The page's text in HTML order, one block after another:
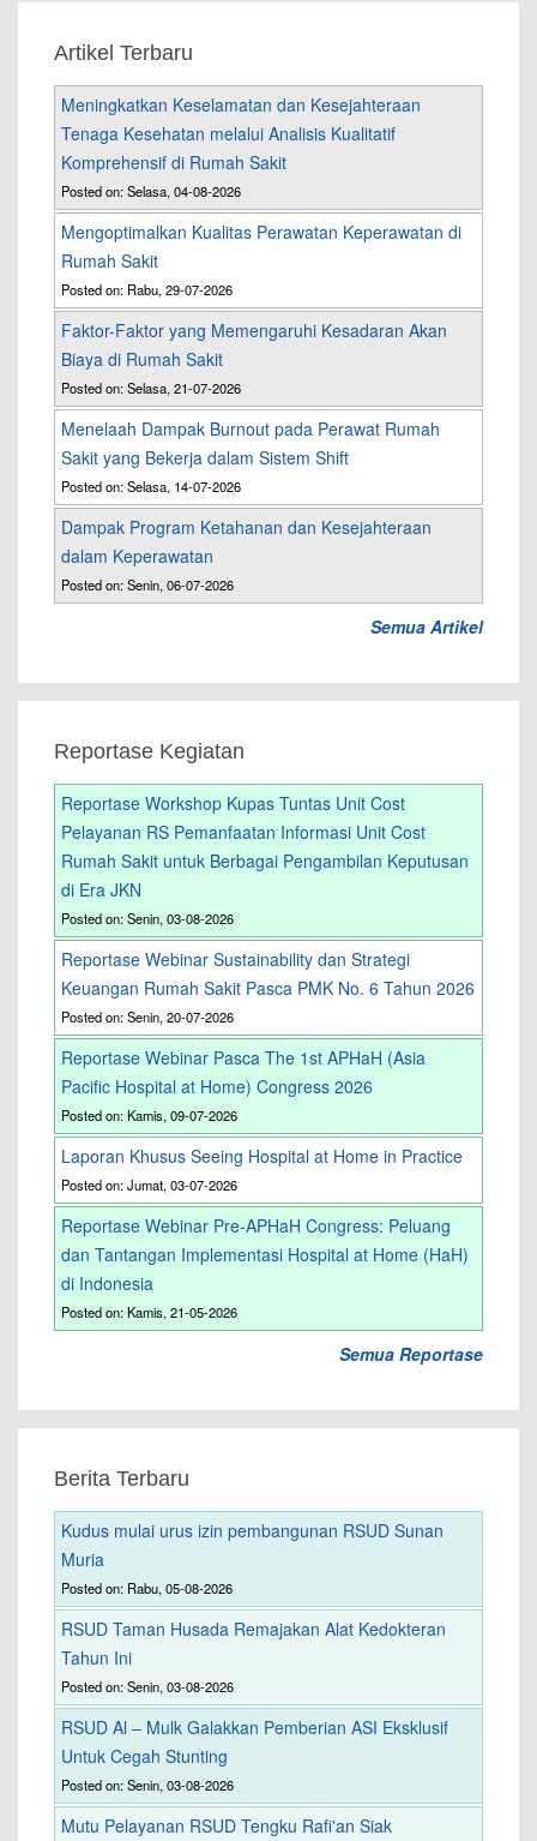
Artikel Terbaru
Meningkatkan Keselamatan dan Kesejahteraan
Tenaga Kesehatan melalui Analisis Kualitatif
Komprehensif di Rumah Sakit
Posted on: Selasa, 04-08-2026
Mengoptimalkan Kualitas Perawatan Keperawatan di
Rumah Sakit
Posted on: Rabu, 29-07-2026
Faktor-Faktor yang Memengaruhi Kesadaran Akan
Biaya di Rumah Sakit
Posted on: Selasa, 21-07-2026
Menelaah Dampak Burnout pada Perawat Rumah
Sakit yang Bekerja dalam Sistem Shift
Posted on: Selasa, 14-07-2026
Dampak Program Ketahanan dan Kesejahteraan
dalam Keperawatan
Posted on: Senin, 06-07-2026
Semua Artikel
Reportase Kegiatan
Reportase Workshop Kupas Tuntas Unit Cost
Pelayanan RS Pemanfaatan Informasi Unit Cost
Rumah Sakit untuk Berbagai Pengambilan Keputusan
di Era JKN
Posted on: Senin, 03-08-2026
Reportase Webinar Sustainability dan Strategi
Keuangan Rumah Sakit Pasca PMK No. 6 Tahun 2026
Posted on: Senin, 20-07-2026
Reportase Webinar Pasca The 1st APHaH (Asia
Pacific Hospital at Home) Congress 2026
Posted on: Kamis, 09-07-2026
Laporan Khusus Seeing Hospital at Home in Practice
Posted on: Jumat, 03-07-2026
Reportase Webinar Pre-APHaH Congress: Peluang
dan Tantangan Implementasi Hospital at Home (HaH)
di Indonesia
Posted on: Kamis, 21-05-2026
Semua Reportase
Berita Terbaru
Kudus mulai urus izin pembangunan RSUD Sunan
Muria
Posted on: Rabu, 05-08-2026
RSUD Taman Husada Remajakan Alat Kedokteran
Tahun Ini
Posted on: Senin, 03-08-2026
RSUD Al – Mulk Galakkan Pemberian ASI Eksklusif
Untuk Cegah Stunting
Posted on: Senin, 03-08-2026
Mutu Pelayanan RSUD Tengku Rafi'an Siak